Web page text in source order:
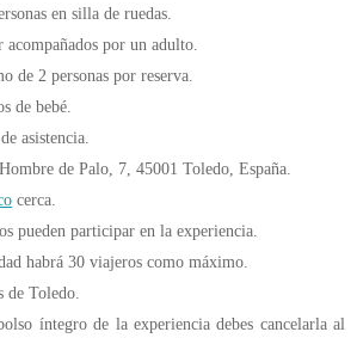
en silla de ruedas.
acompañados por un adulto.
de 2 personas por reserva.
de bebé.
asistencia.
de Palo, 7, 45001 Toledo, España.
cerca.
pueden participar en la experiencia.
habrá 30 viajeros como máximo.
de Toledo.
íntegro de la experiencia debes cancelarla al